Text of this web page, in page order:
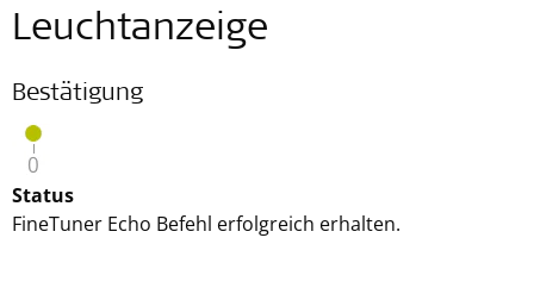
Leuchtanzeige
Bestätigung
Status
FineTuner Echo Befehl erfolgreich erhalten.